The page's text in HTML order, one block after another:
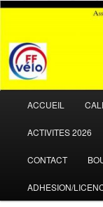
Aller
principalASSM
La santé par le vélo
principal
ACCUEIL
ACTIVITES 2026
CONTACT
ADHESION/